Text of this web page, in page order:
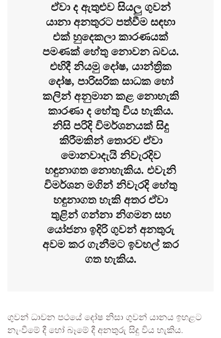
ඒවා ද ඇතුළුව සියලු ගුවන්
යානා අනතුරට පත්වීම සඳහා
එක් හුදෙකලා කාරණයක්
පමණක් හේතු නොවන බවය.
එහිදී නියමු දෝෂ, යාන්ත්‍රික
දෝෂ, පාරිසරික සාධක හෝ
කලින් අනුමාන කළ නොහැකි
කාරණා ද හේතු විය හැකිය.
නිසි පරිදි විමර්ශනයක් සිදු
කිරීමකින් තොරව ඒවා
මොනවාදැයි නිවැරදිව
හඳුනාගත නොහැකිය. එවැනි
විමර්ශන මගින් නිවැරදි හේතු
හඳුනාගත හැකි අතර ඒවා
තුළින් ගන්නා නිගමන සහ
යෝජනා ඉදිරි ගුවන් අනතුරු
අවම කර ගැනීමට ඉවහල් කර
ගත හැකිය.
ගුවන් ධාවන පථයේ දෝෂ නිසා ගුවන් යානය ඉහළට
නැංවීමේ දී හෝ බෑමේ දී අනතුරු සිදු විය හැකිය.